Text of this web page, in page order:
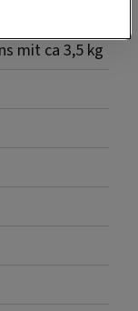
mit ca 3,5 kg